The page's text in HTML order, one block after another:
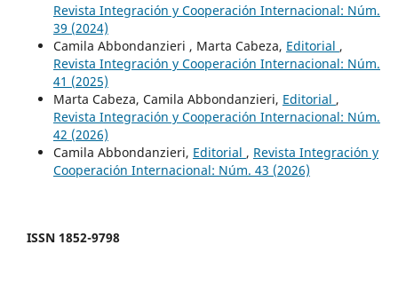
Revista Integración y Cooperación Internacional: Núm.
39 (2024)
Camila Abbondanzieri , Marta Cabeza, Editorial ,
Revista Integración y Cooperación Internacional: Núm.
41 (2025)
Marta Cabeza, Camila Abbondanzieri, Editorial ,
Revista Integración y Cooperación Internacional: Núm.
42 (2026)
Camila Abbondanzieri, Editorial , Revista Integración y
Cooperación Internacional: Núm. 43 (2026)
ISSN 1852-9798